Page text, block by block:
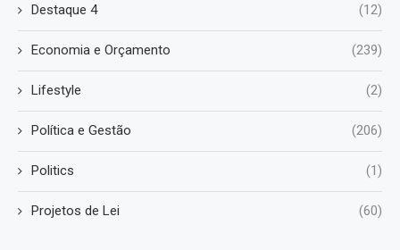
Destaque 4 (12)
Economia e Orçamento (239)
Lifestyle (2)
Política e Gestão (206)
Politics (1)
Projetos de Lei (60)